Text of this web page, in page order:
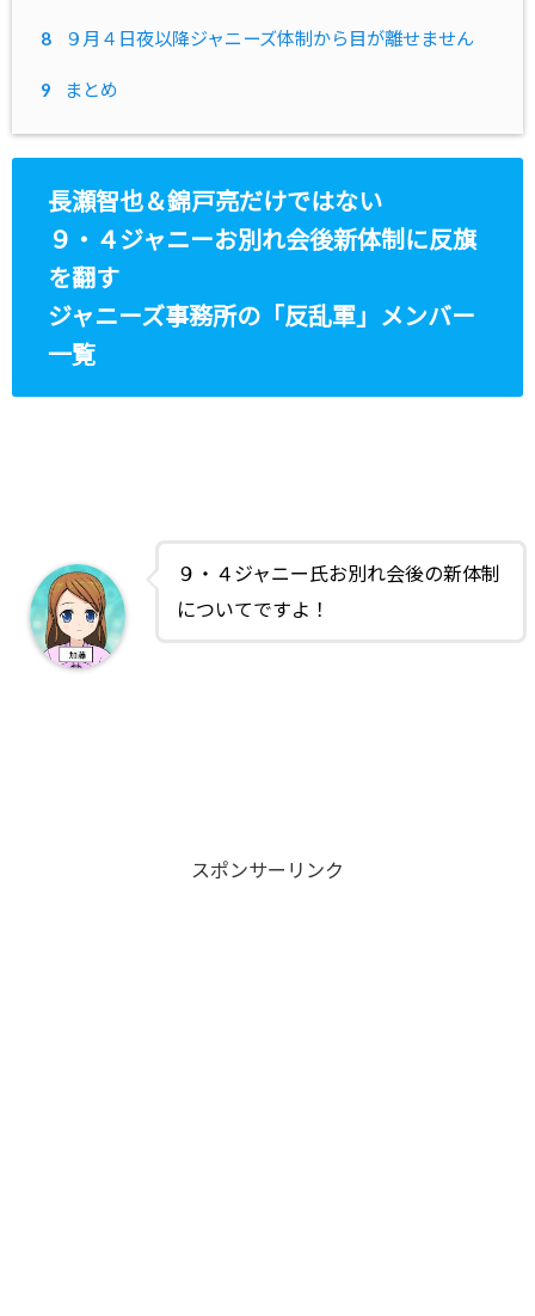
8 ９月４日夜以降ジャニーズ体制から目が離せません
9 まとめ
長瀬智也＆錦戸亮だけではない
９・４ジャニーお別れ会後新体制に反旗
を翻す
ジャニーズ事務所の「反乱軍」メンバー
一覧
９・４ジャニー氏お別れ会後の新体制
についてですよ！
スポンサーリンク